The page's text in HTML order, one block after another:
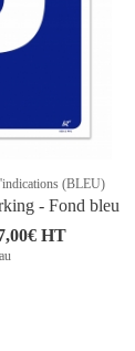
(BLEU)
- Fond bleu
HT